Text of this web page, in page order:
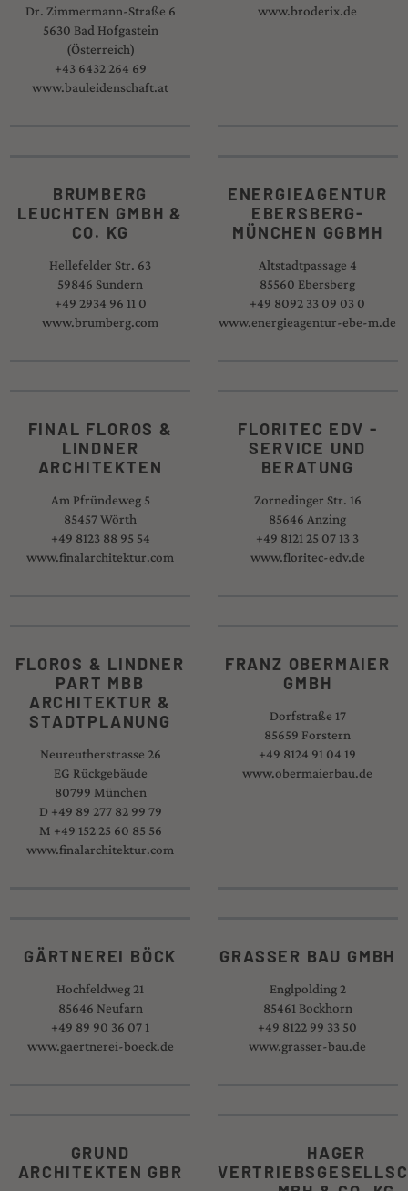
Dr. Zimmermann-Straße 6
5630 Bad Hofgastein
(Österreich)
+43 6432 264 69
www.bauleidenschaft.at
www.broderix.de
BRUMBERG
LEUCHTEN GMBH &
CO. KG
Hellefelder Str. 63
59846 Sundern
+49 2934 96 11 0
www.brumberg.com
ENERGIEAGENTUR
EBERSBERG-
MÜNCHEN GGBMH
Altstadtpassage 4
85560 Ebersberg
+49 8092 33 09 03 0
www.energieagentur-ebe-m.de
FINAL FLOROS &
LINDNER
ARCHITEKTEN
Am Pfründeweg 5
85457 Wörth
+49 8123 88 95 54
www.finalarchitektur.com
FLORITEC EDV -
SERVICE UND
BERATUNG
Zornedinger Str. 16
85646 Anzing
+49 8121 25 07 13 3
www.floritec-edv.de
FLOROS & LINDNER
PART MBB
ARCHITEKTUR &
STADTPLANUNG
Neureutherstrasse 26
EG Rückgebäude
80799 München
D +49 89 277 82 99 79
M +49 152 25 60 85 56
www.finalarchitektur.com
FRANZ OBERMAIER
GMBH
Dorfstraße 17
85659 Forstern
+49 8124 91 04 19
www.obermaierbau.de
GÄRTNEREI BÖCK
Hochfeldweg 21
85646 Neufarn
+49 89 90 36 07 1
www.gaertnerei-boeck.de
GRASSER BAU GMBH
Englpolding 2
85461 Bockhorn
+49 8122 99 33 50
www.grasser-bau.de
GRUND
ARCHITEKTEN GBR
HAGER